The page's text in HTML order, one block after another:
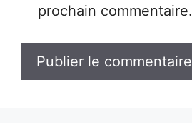
prochain commentaire.